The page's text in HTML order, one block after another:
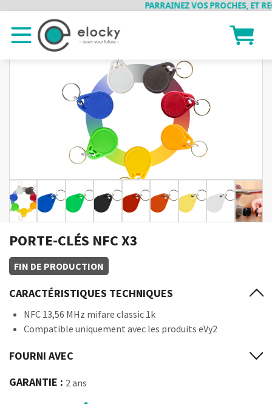
PARRAINEZ VOS PROCHES, ET
PORTE-CLÉS NFC X3
FIN DE PRODUCTION
CARACTÉRISTIQUES TECHNIQUES
NFC 13,56 MHz mifare classic 1k
Compatible uniquement avec les produits eVy2
FOURNI AVEC
GARANTIE : 2 ans